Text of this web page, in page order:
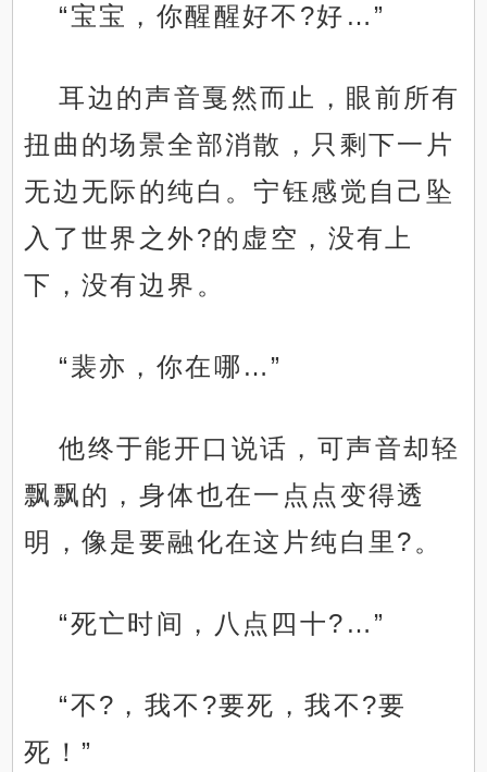
“宝宝，你醒醒好不?好…”
耳边的声音戛然而止，眼前所有
扭曲的场景全部消散，只剩下一片
无边无际的纯白。宁钰感觉自己坠
入了世界之外?的虚空，没有上
下，没有边界。
“裴亦，你在哪…”
他终于能开口说话，可声音却轻
飘飘的，身体也在一点点变得透
明，像是要融化在这片纯白里?。
“死亡时间，八点四十?…”
“不?，我不?要死，我不?要
死！”